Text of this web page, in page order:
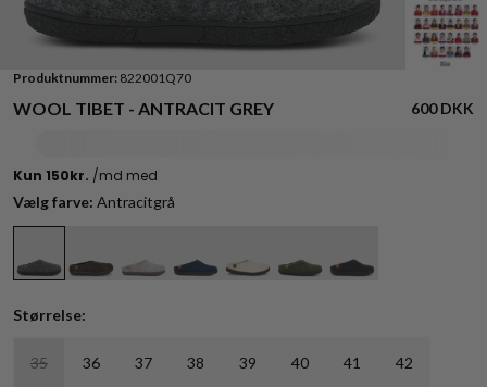
Produktnummer: 822001Q70
WOOL TIBET - ANTRACIT GREY 600 DKK
Vælg farve: Antracitgrå
Størrelse:
35 36 37 38 39 40 41 42